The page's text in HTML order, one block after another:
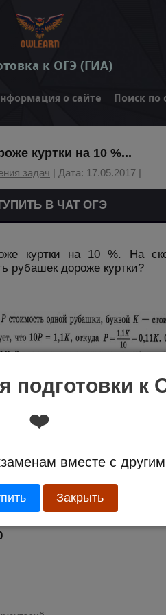
к ОГЭ (ГИА)
о сайте Поиск по
куртки на 10 %...
задач | Дата: 17.05.2017 |
В ЧАТ ОГЭ
куртки на 10 %. На
рубашек дороже куртки?
подготовки к
❤️
вместе с
Закрыть